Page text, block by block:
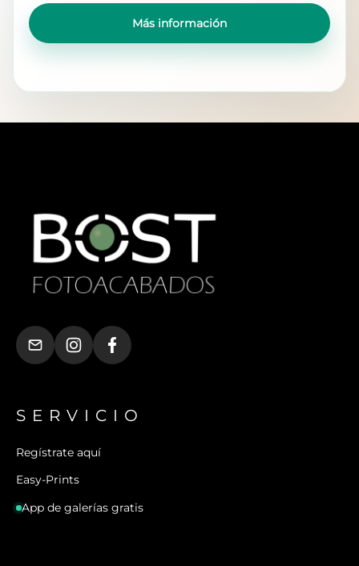
Más información
SERVICIO
Regístrate aquí
Easy-Prints
App de galerías gratis